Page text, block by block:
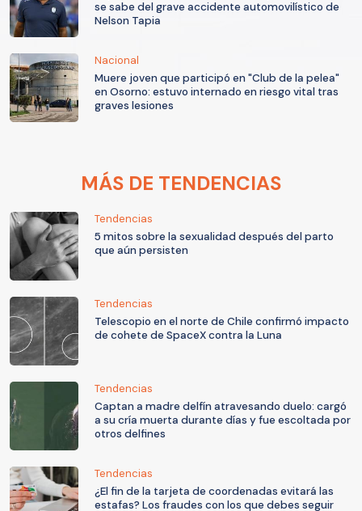
se sabe del grave accidente automovilístico de
Nelson Tapia
Nacional
Muere joven que participó en "Club de la pelea"
en Osorno: estuvo internado en riesgo vital tras
graves lesiones
MÁS DE TENDENCIAS
Tendencias
5 mitos sobre la sexualidad después del parto
que aún persisten
Tendencias
Telescopio en el norte de Chile confirmó impacto
de cohete de SpaceX contra la Luna
Tendencias
Captan a madre delfín atravesando duelo: cargó
a su cría muerta durante días y fue escoltada por
otros delfines
Tendencias
¿El fin de la tarjeta de coordenadas evitará las
estafas? Los fraudes con los que debes seguir